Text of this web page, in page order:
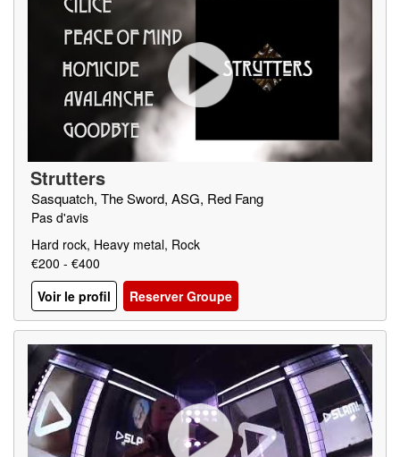
Strutters
Sasquatch, The Sword, ASG, Red Fang
Pas d'avis
Hard rock, Heavy metal, Rock
€200 - €400
Voir le profil
Reserver Groupe